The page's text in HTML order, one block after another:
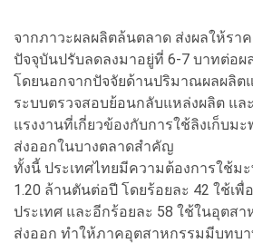
จากภาวะผลผลิตล้นตลาด ส่งผลให้รา
ปัจจุบันปรับลดลงมาอยู่ที่ 6-7 บาทต่อผ
โดยนอกจากปัจจัยด้านปริมาณผลผลิต
ระบบตรวจสอบย้อนกลับแหล่งผลิต แล
แรงงานที่เกี่ยวข้องกับการใช้ลิงเก็บม
ส่งออกในบางตลาดสำคัญ
ทั้งนี้ ประเทศไทยมีความต้องการใช้ม
1.20 ล้านตันต่อปี โดยร้อยละ 42 ใช้เ
ประเทศ และอีกร้อยละ 58 ใช้ในอุตส
ส่งออก ทำให้ภาคอุตสาหกรรมมีบทบ